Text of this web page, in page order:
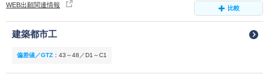
WEB出願関連情報 比較
建築都市工
偏差値／GTZ ： 43～48／D1～C1